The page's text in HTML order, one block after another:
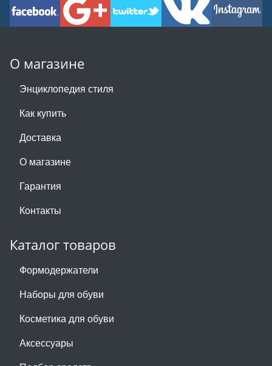
О магазине
Энциклопедия стиля
Как купить
Доставка
О магазине
Гарантия
Контакты
Каталог товаров
Формодержатели
Наборы для обуви
Косметика для обуви
Аксессуары